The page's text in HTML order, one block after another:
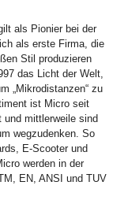
als Pionier bei der
als erste Firma, die
Stil produzieren
das Licht der Welt,
„Mikrodistanzen“ zu
ist Micro seit
und mittlerweile sind
wegzudenken. So
E-Scooter und
werden in der
EN, ANSI und TUV